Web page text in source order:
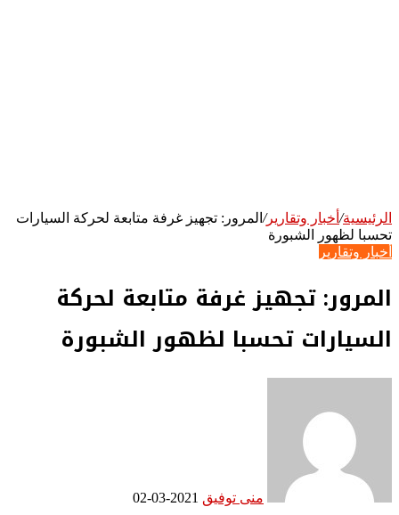
الرئيسية/ أخبار وتقارير/ المرور: تجهيز غرفة متابعة لحركة السيارات
تحسبا لظهور الشبورة
أخبار وتقارير
المرور: تجهيز غرفة متابعة لحركة
السيارات تحسبا لظهور الشبورة
منى توفيق 2021-03-02